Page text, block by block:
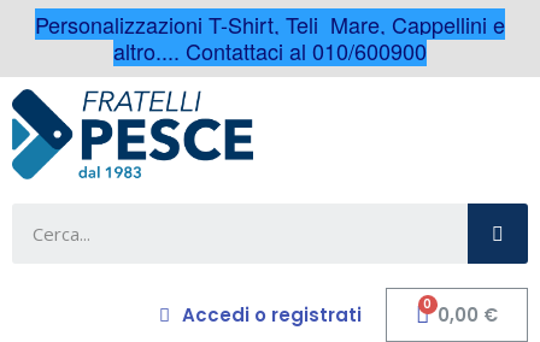
Personalizzazioni T-Shirt, Teli Mare, Cappellini e
altro.... Contattaci al 010/600900
Accedi o registrati 0,00 €